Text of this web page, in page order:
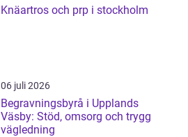
Knäartros och prp i stockholm
06 juli 2026
Begravningsbyrå i Upplands
Väsby: Stöd, omsorg och trygg
vägledning